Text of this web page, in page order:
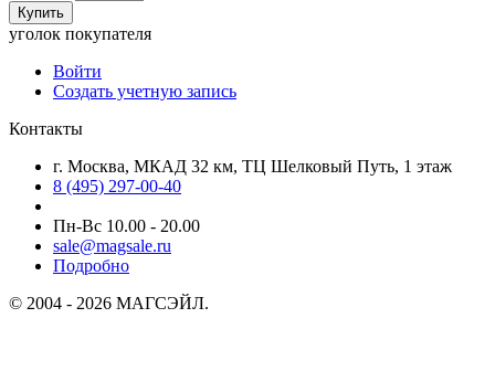
Купить
уголок покупателя
Войти
Создать учетную запись
Контакты
г. Москва, МКАД 32 км, ТЦ Шелковый Путь, 1 этаж
8 (495) 297-00-40
Пн-Вс 10.00 - 20.00
sale@magsale.ru
Подробно
© 2004 - 2026 МАГСЭЙЛ.